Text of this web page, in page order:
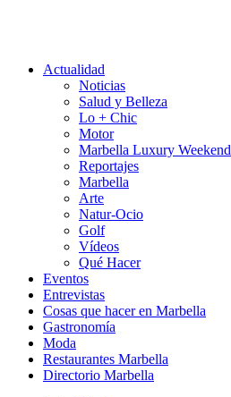
Actualidad
Noticias
Salud y Belleza
Lo + Chic
Motor
Marbella Luxury Weekend
Reportajes
Marbella
Arte
Natur-Ocio
Golf
Vídeos
Qué Hacer
Eventos
Entrevistas
Cosas que hacer en Marbella
Gastronomía
Moda
Restaurantes Marbella
Directorio Marbella